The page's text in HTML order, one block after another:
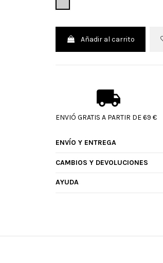
Añadir al carrito
ENVIÓ GRATIS A PARTIR DE 69 €
ENVÍO Y ENTREGA
CAMBIOS Y DEVOLUCIONES
AYUDA